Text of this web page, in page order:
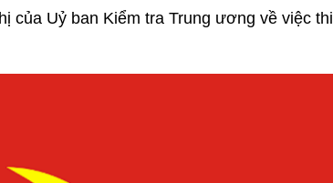
của Uỷ ban Kiểm tra Trung ương về việc thi